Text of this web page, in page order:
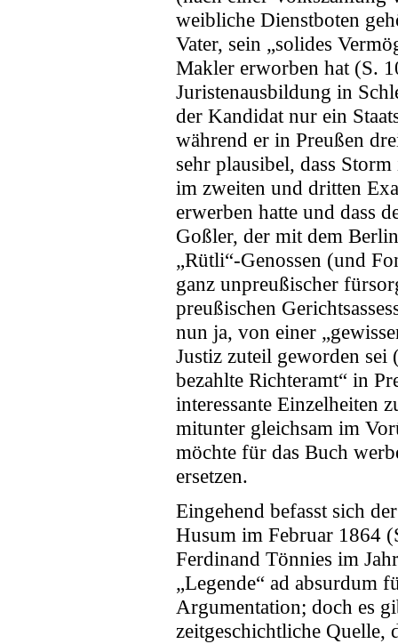
weibliche Dienstboten
Vater, sein „solides
Makler erworben hat (S.
Juristenausbildung in
der Kandidat nur ein
während er in Preußen
sehr plausibel, dass
im zweiten und dritten
erwerben hatte und dass
Goßler, der mit dem
„Rütli“-Genossen (und
ganz unpreußischer
preußischen
nun ja, von einer
Justiz zuteil geworden sei
bezahlte Richteramt“ in
interessante Einzelheiten
mitunter gleichsam im
möchte für das Buch
ersetzen.
Eingehend befasst sich
Husum im Februar 1864
Ferdinand Tönnies im
„Legende“ ad absurdum
Argumentation; doch es
zeitgeschichtliche Quelle,